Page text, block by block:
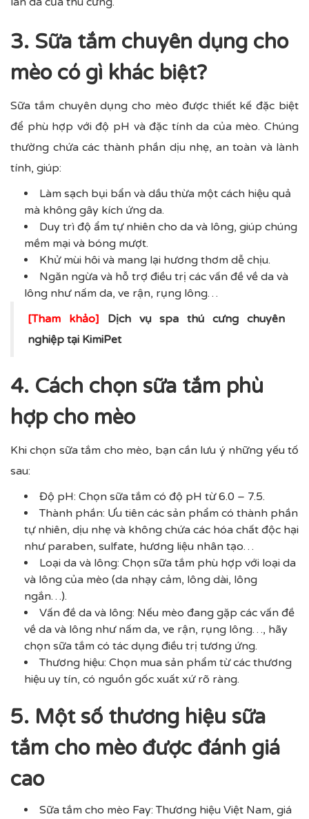
3. Sữa tắm chuyên dụng cho
mèo có gì khác biệt?
Sữa tắm chuyên dụng cho mèo được thiết kế đặc biệt
để phù hợp với độ pH và đặc tính da của mèo. Chúng
thường chứa các thành phần dịu nhẹ, an toàn và lành
tính, giúp:
Làm sạch bụi bẩn và dầu thừa một cách hiệu quả
mà không gây kích ứng da.
Duy trì độ ẩm tự nhiên cho da và lông, giúp chúng
mềm mại và bóng mượt.
Khử mùi hôi và mang lại hương thơm dễ chịu.
Ngăn ngừa và hỗ trợ điều trị các vấn đề về da và
lông như nấm da, ve rận, rụng lông…
[Tham khảo] Dịch vụspa thú cưng chuyên
nghiệp tại KimiPet
4. Cách chọn sữa tắm phù
hợp cho mèo
Khi chọn sữa tắm cho mèo, bạn cần lưu ý những yếu tố
sau:
Độ pH: Chọn sữa tắm có độ pH từ 6.0 – 7.5.
Thành phần: Ưu tiên các sản phẩm có thành phần
tự nhiên, dịu nhẹ và không chứa các hóa chất độc hại
như paraben, sulfate, hương liệu nhân tạo…
Loại da và lông: Chọn sữa tắm phù hợp với loại da
và lông của mèo (da nhạy cảm, lông dài, lông
ngắn…).
Vấn đề da và lông: Nếu mèo đang gặp các vấn đề
về da và lông như nấm da, ve rận, rụng lông…, hãy
chọn sữa tắm có tác dụng điều trị tương ứng.
Thương hiệu: Chọn mua sản phẩm từ các thương
hiệu uy tín, có nguồn gốc xuất xứ rõ ràng.
5. Một số thương hiệu sữa
tắm cho mèo được đánh giá
cao
Sữa tắm cho mèo Fay: Thương hiệu Việt Nam, giá